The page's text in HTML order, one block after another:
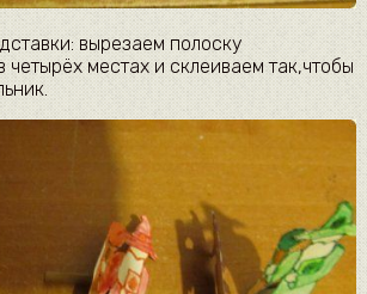
вырезаем полоску
четырёх местах и склеиваем так,чтобы